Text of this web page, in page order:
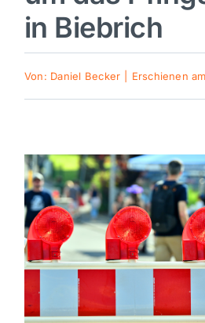
Sport
Kultur
Mein Stadtteil
Galerie
Verkehrsmeldungen
in Biebrich
Von: Daniel Becker Erschienen